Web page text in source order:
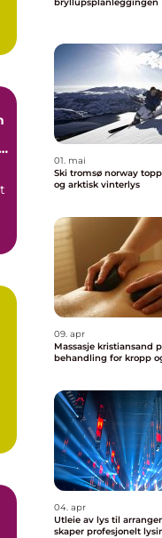
01. mai
Ski tromsø norway toppturer, havutsikt
og arktisk vinterlys
09. apr
Massasje kristiansand profesjonell
behandling for kropp
04. apr
Utleie av lys til
skaper profesjonelt